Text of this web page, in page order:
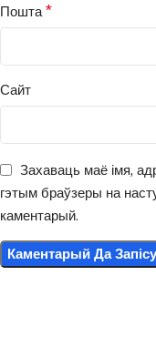
Пошта*
Сайт
Захаваць маё імя,
гэтым браўзеры на
каментарый.